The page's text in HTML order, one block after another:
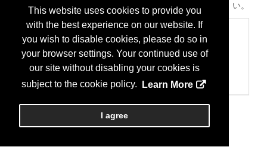
This website uses cookies to provide you
with the best experience on our website. If
you wish to disable cookies, please do so in
your browser settings. Your continued use of
our site without disabling your cookies is
subject to the cookie policy.
Learn More
I agree
い。
Categories
200 装置、組み立て
パッケージハンドラー/搬送装置
401 サブシステム
ハンドリング/搬送/装填装置/巻き上げ装置